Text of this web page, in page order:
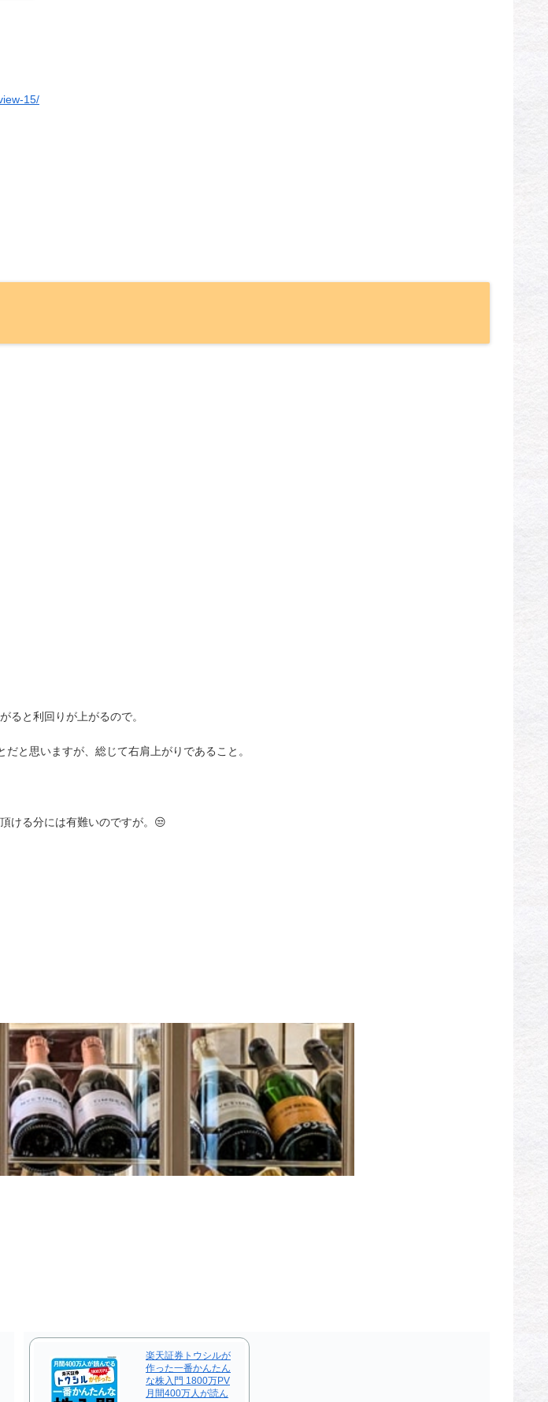
15/
ると利回りが上がるので。
と思いますが、総じて右肩上がりであること。
ける分には有難いのですが。😒
楽天証券トウシルが
作った一番かんたん
な株入門 1800万PV
月間400万人が読ん